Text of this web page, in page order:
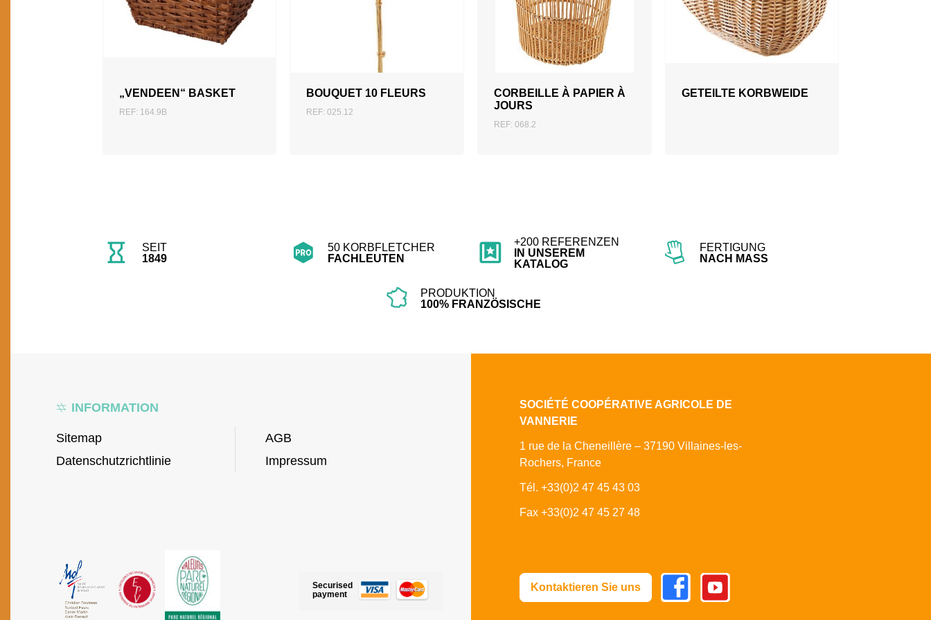
„VENDEEN“ BASKET
REF: 164.9B
ZUM ANGEBOT
BOUQUET 10 FLEURS
REF: 025.12
ZUM ANGEBOT
HINZUFÜGEN
CORBEILLE À PAPIER À
JOURS
REF: 068.2
ZUM ANGEBOT
HINZUFÜGEN
GETEILTE KORBWEIDE
SEIT
1849
50 KORBFLETCHER
FACHLEUTEN
+200 REFERENZEN
IN UNSEREM
KATALOG
FERTIGUNG
NACH MASS
PRODUKTION
100% FRANZÖSISCHE
INFORMATION
Sitemap
Datenschutzrichtlinie
AGB
Impressum
SOCIÉTÉ COOPÉRATIVE AGRICOLE DE
VANNERIE
1 rue de la Cheneillère – 37190 Villaines-les-
Rochers, France
Tél. +33(0)2 47 45 43 03
Fax +33(0)2 47 45 27 48
Securised
payment
Kontaktieren Sie uns
FacebookYoutube